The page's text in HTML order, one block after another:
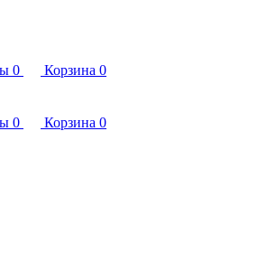
0 Корзина 0
0 Корзина 0